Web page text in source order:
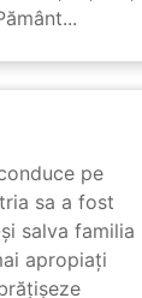
pe
sa a fost
salva familia
apropiați